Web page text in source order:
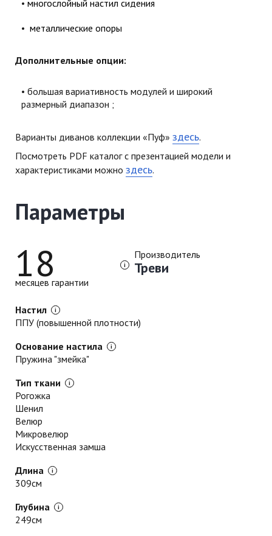
многослойный настил сидения
металлические опоры
Дополнительные опции:
большая вариативность модулей и широкий
размерный диапазон ;
Варианты диванов коллекции «Пуф»здесь.
Посмотреть PDF каталог с презентацией модели и
характеристиками можноздесь.
Параметры
Настил
ППУ (повышенной плотности)
Основание настила
Пружина "змейка"
Тип ткани
Рогожка
Шенил
Велюр
Микровелюр
Искусственная замша
Длина
309см
Глубина
249см
Производитель
Треви
18
месяцев гарантии